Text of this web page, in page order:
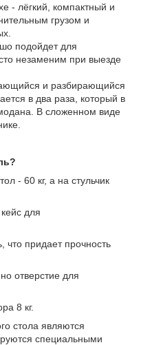
- лёгкий, компактный и
грузом и
подойдет для
незаменим при выезде
и разбирающийся
в два раза, который в
В сложенном виде
- 60 кг, а на стульчик
для
придает прочность
отверстие для
8 кг.
стола являются
специальными